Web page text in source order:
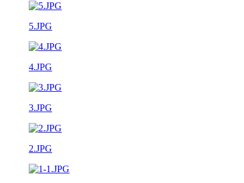
5.JPG
4.JPG
3.JPG
2.JPG